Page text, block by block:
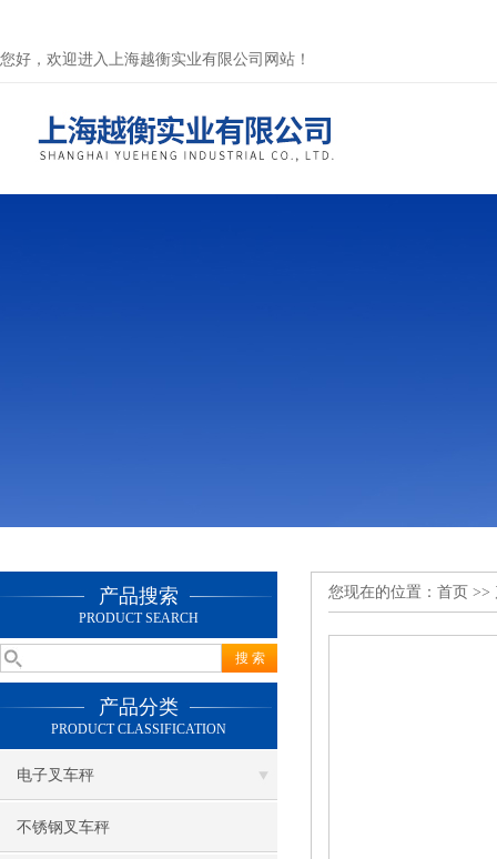
您好，欢迎进入上海越衡实业有限公司网站！
产品搜索
PRODUCT SEARCH
产品分类
PRODUCT CLASSIFICATION
电子叉车秤
不锈钢叉车秤
您现在的位置： 首页 >>